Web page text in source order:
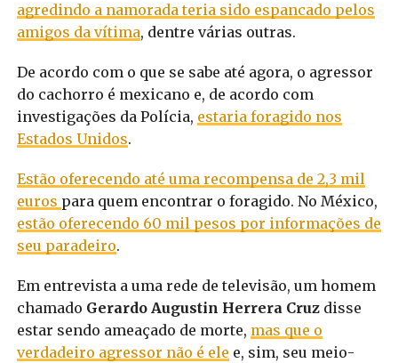
agredindo a namorada teria sido espancado pelos
amigos da vítima, dentre várias outras.
De acordo com o que se sabe até agora, o agressor
do cachorro é mexicano e, de acordo com
investigações da Polícia, estaria foragido nos
Estados Unidos.
Estão oferecendo até uma recompensa de 2,3 mil
euros para quem encontrar o foragido. No México,
estão oferecendo 60 mil pesos por informações de
seu paradeiro.
Em entrevista a uma rede de televisão, um homem
chamado Gerardo Augustin Herrera Cruzdisse
estar sendo ameaçado de morte, mas que o
verdadeiro agressor não é ele e, sim, seu meio-